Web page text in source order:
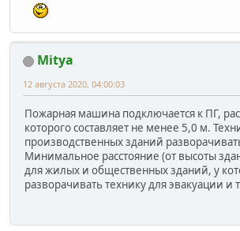
Mitya
12 августа 2020, 04:00:03
Пожарная машина подключается к ПГ,
которого составляет не менее 5,0 м.
производственных зданий
Минимальное расстояние (от высоты
для жилых и общественных зданий, у
разворачивать технику для эвакуации и